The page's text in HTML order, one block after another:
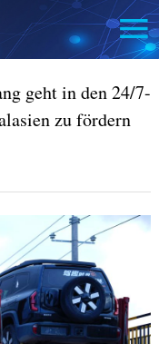
geht in den 24/7-
zu fördern